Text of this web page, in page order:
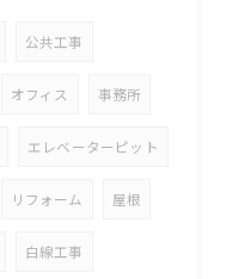
公共工事
オフィス 事務所
エレベーターピット
リフォーム 屋根
白線工事